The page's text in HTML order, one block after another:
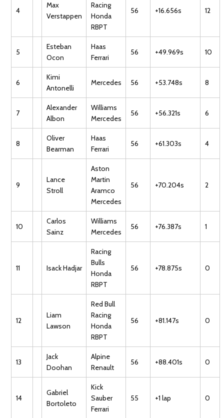
4
Max
Verstappen
Racing
Honda
RBPT
56 +16.656s 12
5
Esteban
Ocon
Haas
Ferrari
56 +49.969s 10
6
Kimi
Antonelli
Mercedes 56 +53.748s 8
7
Alexander
Albon
Williams
Mercedes
56 +56.321s 6
8
Oliver
Bearman
Haas
Ferrari
56 +61.303s 4
9
Lance
Stroll
Aston
Martin
Aramco
Mercedes
56 +70.204s 2
10
Carlos
Sainz
Williams
Mercedes
56 +76.387s 1
11 Isack Hadjar
Racing
Bulls
Honda
RBPT
56 +78.875s 0
12
Liam
Lawson
Red Bull
Racing
Honda
RBPT
56 +81.147s 0
13
Jack
Doohan
Alpine
Renault
56 +88.401s 0
14
Gabriel
Bortoleto
Kick
Sauber
Ferrari
55 +1 lap 0